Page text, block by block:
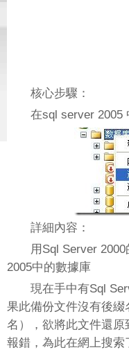
核心步驟：
在sql server 2005
詳細內容：
用Sql Server
2005中的數據庫
現在手中有Sql
果此備份文件沒有後
名），欲將此文件還原
報錯，為此在網上搜